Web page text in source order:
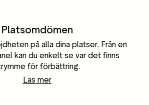
Platsomdömen
på alla dina platser. Från en
kan du enkelt se var det finns
för förbättring.
Läs mer